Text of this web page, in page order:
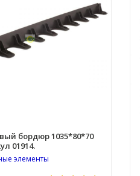
бордюр 1035*80*70
01914.
элементы